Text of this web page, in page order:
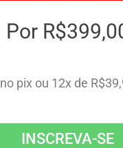
Por
no pix ou 12x de
INSCREVA-SE